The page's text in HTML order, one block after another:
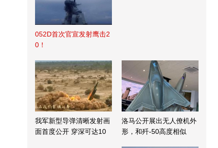
052D首次官宣发射鹰击2
0！
我军新型导弹清晰发射画
面首度公开 穿深可达10
洛马公开展出无人僚机外
形，和歼-50高度相似